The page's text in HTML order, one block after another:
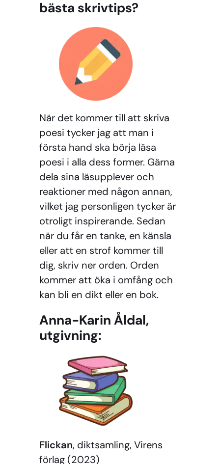
bästa skrivtips?
När det kommer till att skriva
poesi tycker jag att man i
första hand ska börja läsa
poesi i alla dess former. Gärna
dela sina läsupplever och
reaktioner med någon annan,
vilket jag personligen tycker är
otroligt inspirerande. Sedan
när du får en tanke, en känsla
eller att en strof kommer till
dig, skriv ner orden. Orden
kommer att öka i omfång och
kan bli en dikt eller en bok.
Anna-Karin Åldal,
utgivning:
Flickan, diktsamling, Virens
förlag (2023)